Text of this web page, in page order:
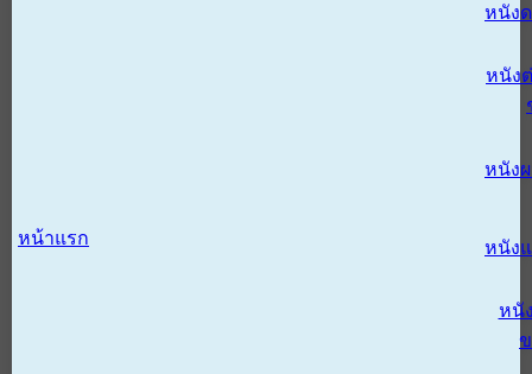
หน้าแรก
หนัง
หนัง
หนัง
หนัง
หนั